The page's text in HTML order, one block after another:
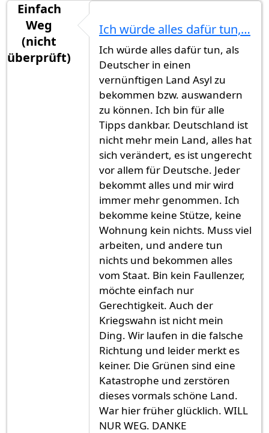
Einfach
Weg
(nicht
überprüft)
Ich würde alles dafür tun,…
Ich würde alles dafür tun, als
Deutscher in einen
vernünftigen Land Asyl zu
bekommen bzw. auswandern
zu können. Ich bin für alle
Tipps dankbar. Deutschland ist
nicht mehr mein Land, alles hat
sich verändert, es ist ungerecht
vor allem für Deutsche. Jeder
bekommt alles und mir wird
immer mehr genommen. Ich
bekomme keine Stütze, keine
Wohnung kein nichts. Muss viel
arbeiten, und andere tun
nichts und bekommen alles
vom Staat. Bin kein Faullenzer,
möchte einfach nur
Gerechtigkeit. Auch der
Kriegswahn ist nicht mein
Ding. Wir laufen in die falsche
Richtung und leider merkt es
keiner. Die Grünen sind eine
Katastrophe und zerstören
dieses vormals schöne Land.
War hier früher glücklich. WILL
NUR WEG. DANKE